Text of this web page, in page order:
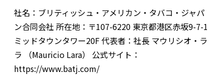
社名：ブリティッシュ・アメリカン・タバコ・ジャパ
ン合同会社 所在地：〒107-6220 東京都港区赤坂9-7-1
ミッドタウンタワー20F 代表者：社長 マウリシオ・ラ
ラ （Mauricio Lara） 公式サイト：
https://www.batj.com/